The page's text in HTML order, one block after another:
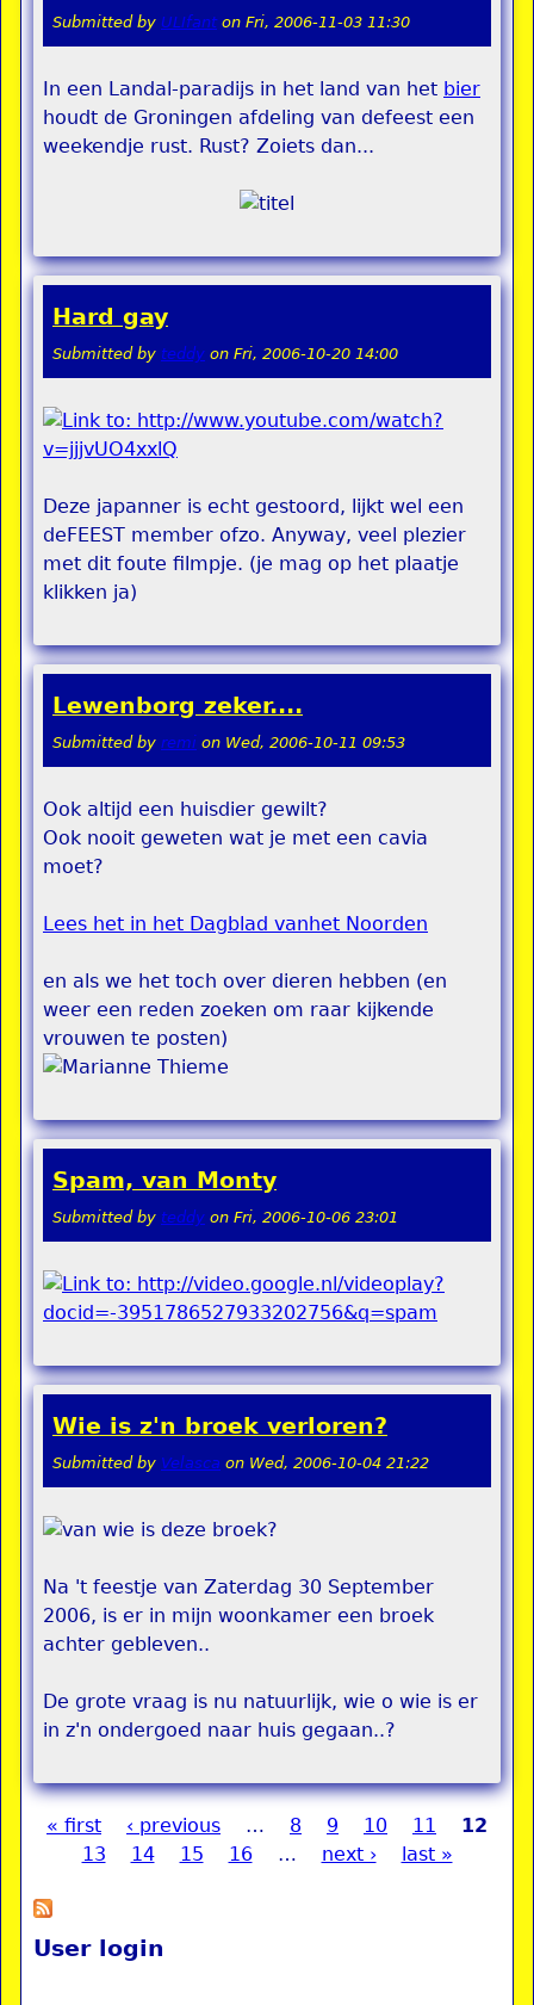
Submitted by ULIfanton Fri, 2006-11-03 11:30
In een Landal-paradijs in het land van het bier
houdt de Groningen afdeling van defeest een
weekendje rust. Rust? Zoiets dan...
Hard gay
Submitted by teddy on Fri, 2006-10-20 14:00
Deze japanner is echt gestoord, lijkt wel een
deFEEST member ofzo. Anyway, veel plezier
met dit foute filmpje. (je mag op het plaatje
klikken ja)
Lewenborg zeker....
Submitted by remi on Wed, 2006-10-11 09:53
Ook altijd een huisdier gewilt?
Ook nooit geweten wat je met een cavia
moet?
Lees het in het Dagblad vanhet Noorden
en als we het toch over dieren hebben (en
weer een reden zoeken om raar kijkende
vrouwen te posten)
Spam, van Monty
Submitted by teddy on Fri, 2006-10-06 23:01
Wie is z'n broek verloren?
Submitted by Velasca on Wed, 2006-10-04 21:22
Na 't feestje van Zaterdag 30 September
2006, is er in mijn woonkamer een broek
achter gebleven..
De grote vraag is nu natuurlijk, wie o wie is er
in z'n ondergoed naar huis gegaan..?
Pages
« first ‹ previous … 8 9 10 11
12
13
14 15 16 … next › last »
User login